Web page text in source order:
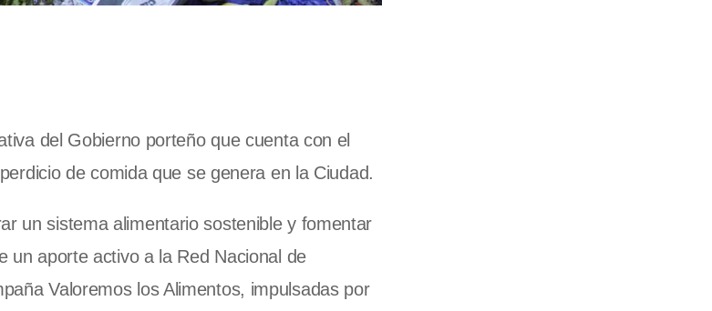
del Gobierno porteño que cuenta con el
de comida que se genera en la Ciudad.
un sistema alimentario sostenible y fomentar
un aporte activo a la Red Nacional de
Valoremos los Alimentos, impulsadas por